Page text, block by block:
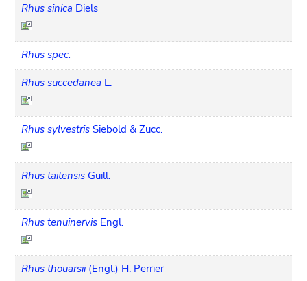
Rhus sinica Diels
Rhus spec.
Rhus succedanea L.
Rhus sylvestris Siebold & Zucc.
Rhus taitensis Guill.
Rhus tenuinervis Engl.
Rhus thouarsii (Engl.) H. Perrier